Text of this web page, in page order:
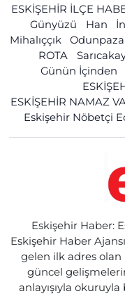
ESKİŞEHİR İLÇE
Günyüzü
Han
Mihalıççık
ROTA
Günün İçinden
ESKİŞEHİR NAMAZ
Eskişehir Nöbetçi
Eskişehir Haber:
Eskişehir Haber
gelen ilk adres olan
güncel
anlayışıyla